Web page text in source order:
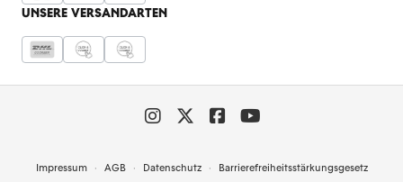
UNSERE VERSANDARTEN
Impressum AGB Datenschutz Barrierefreiheitsstärkungsgesetz